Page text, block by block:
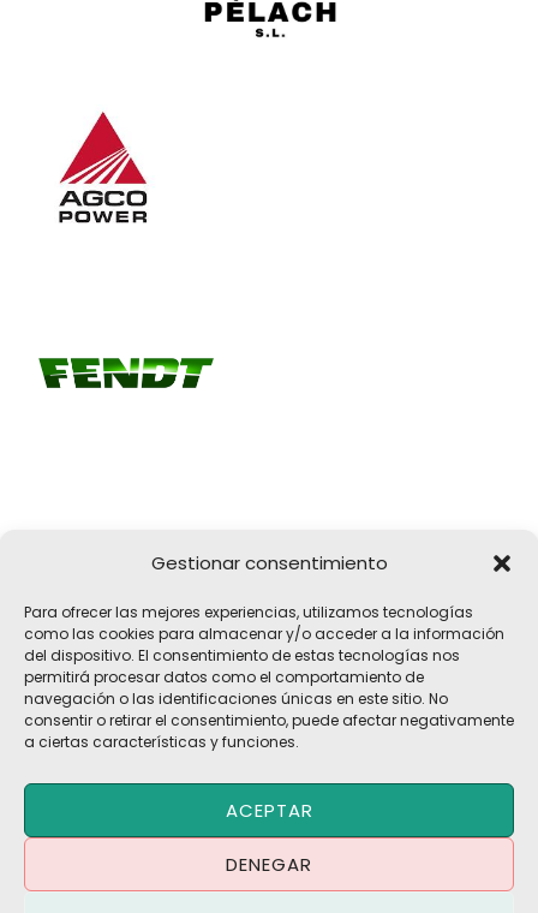
Gestionar consentimiento
Para ofrecer las mejores experiencias, utilizamos tecnologías
como las cookies para almacenar y/o acceder a la información
del dispositivo. El consentimiento de estas tecnologías nos
permitirá procesar datos como el comportamiento de
navegación o las identificaciones únicas en este sitio. No
consentir o retirar el consentimiento, puede afectar negativamente
a ciertas características y funciones.
ACEPTAR
DENEGAR
17183 Vilobí d'Onyar, Girona
pelach@pelach.es
☎972 47 30 61
Copyright © 2026 Maquinària Agrícola Pèlach, S.L | Powered by
Maria CB
Política de Privacidad·Política de Cookies·Aviso Legal